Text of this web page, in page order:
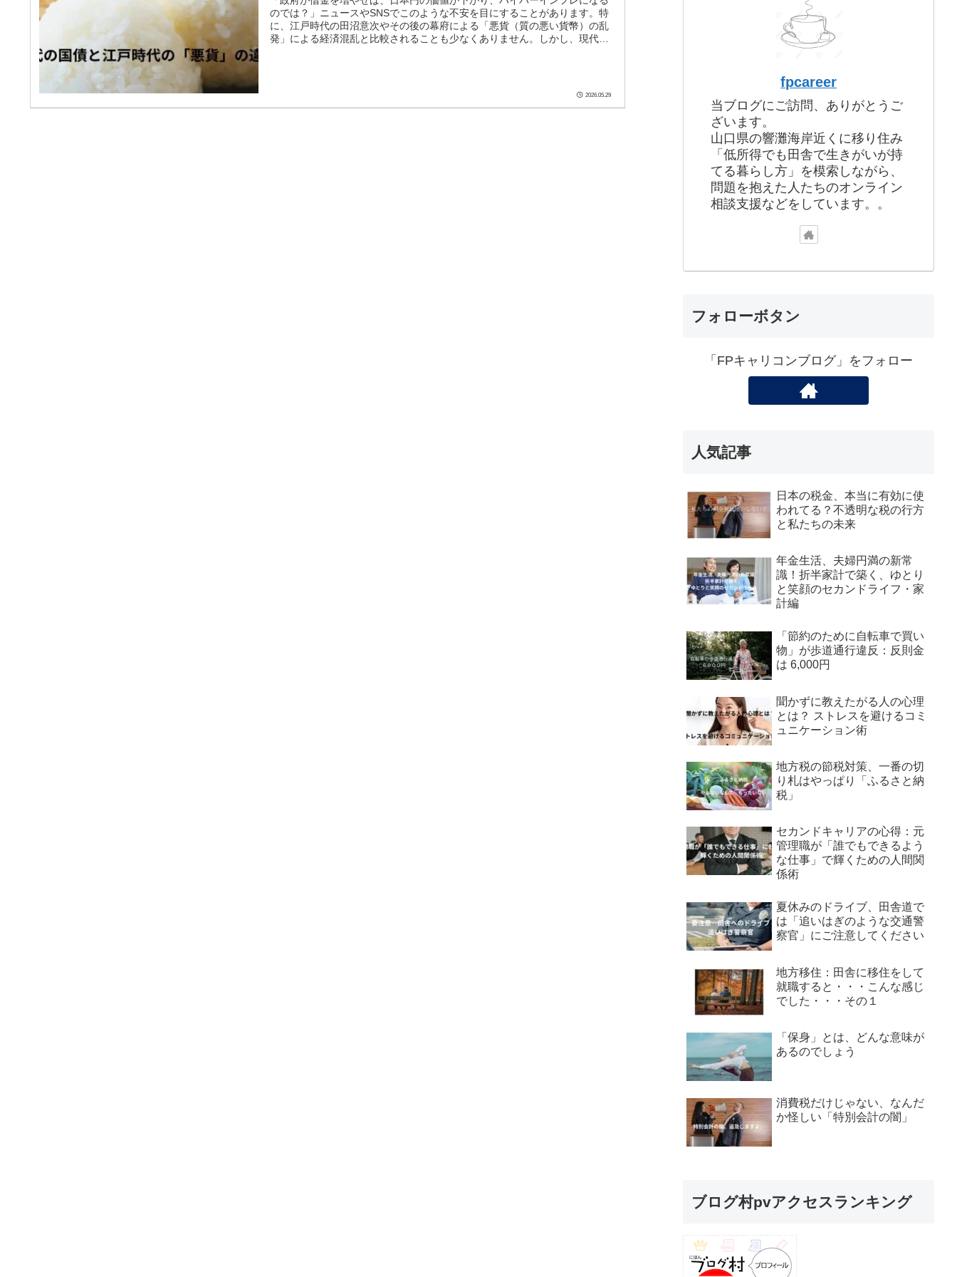
のでは？」ニュースやSNSでこのような不安を目にすることがあります。特
に、江戸時代の田沼意次やその後の幕府による「悪貨（質の悪い貨幣）の乱
発」による経済混乱と比較されることも少なくありません。しかし、現代の
やす江戸時代の幕府が財政難を解消するために行ったのは、「貨幣の質を落
2026.05.29
fpcareer
当ブログにご訪問、ありがとうご
ざいます。
山口県の響灘海岸近くに移り住み
「低所得でも田舎で生きがいが持
てる暮らし方」を模索しながら、
問題を抱えた人たちのオンライン
相談支援などをしています。。
フォローボタン
「FPキャリコンブログ」をフォロー
人気記事
日本の税金、本当に有効に使
われてる？不透明な税の行方
と私たちの未来
年金生活、夫婦円満の新常
識！折半家計で築く、ゆとり
と笑顔のセカンドライフ・家
計編
「節約のために自転車で買い
物」が歩道通行違反：反則金
は 6,000円
聞かずに教えたがる人の心理
とは？ ストレスを避けるコミ
ュニケーション術
地方税の節税対策、一番の切
り札はやっぱり「ふるさと納
税」
セカンドキャリアの心得：元
管理職が「誰でもできるよう
な仕事」で輝くための人間関
係術
夏休みのドライブ、田舎道で
は「追いはぎのような交通警
察官」にご注意してください
地方移住：田舎に移住をして
就職すると・・・こんな感じ
でした・・・その１
「保身」とは、どんな意味が
あるのでしょう
消費税だけじゃない、なんだ
か怪しい「特別会計の闇」
ブログ村pvアクセスランキング